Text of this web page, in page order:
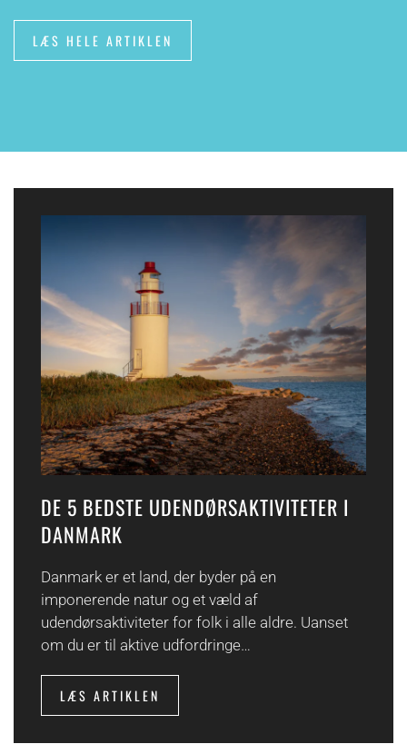
LÆS HELE ARTIKLEN
DE 5 BEDSTE UDENDØRSAKTIVITETER I
DANMARK
Danmark er et land, der byder på en
imponerende natur og et væld af
udendørsaktiviteter for folk i alle aldre. Uanset
om du er til aktive udfordringe…
LÆS ARTIKLEN